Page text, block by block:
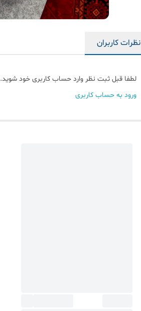
نظرات کاربران
لطفا قبل ثبت نظر وارد حساب کاربری خود شوید.
ورود به حساب کاربری